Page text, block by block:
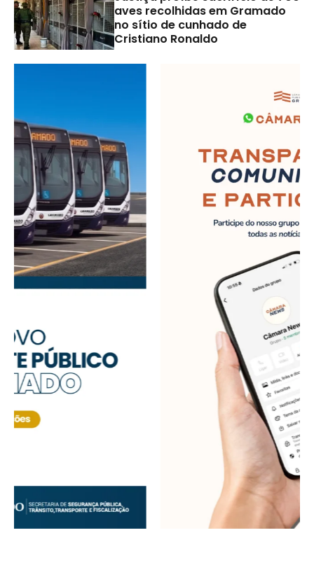
aves recolhidas em Gramado
no sítio de cunhado de
Cristiano Ronaldo